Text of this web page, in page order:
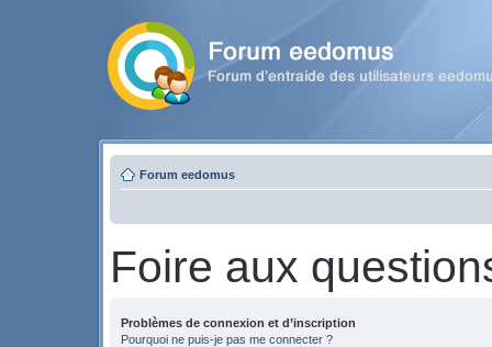
Forum eedomus
Foire aux
Problèmes de connexion et d’inscription
Pourquoi ne puis-je pas me connecter ?